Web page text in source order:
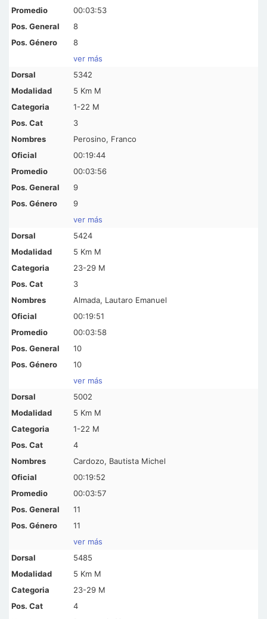
00:03:53
8
8
ver más
5342
5 Km M
1-22 M
3
Perosino, Franco
00:19:44
00:03:56
9
9
ver más
5424
5 Km M
23-29 M
3
Almada, Lautaro Emanuel
00:19:51
00:03:58
10
10
ver más
5002
5 Km M
1-22 M
4
Cardozo, Bautista Michel
00:19:52
00:03:57
11
11
ver más
5485
5 Km M
23-29 M
4